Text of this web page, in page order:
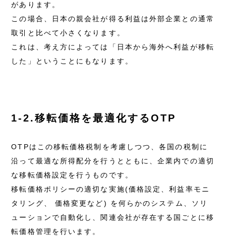
があります。
この場合、日本の親会社が得る利益は外部企業との通常
取引と比べて小さくなります。
これは、考え方によっては「日本から海外へ利益が移転
した」ということにもなります。
1-2.移転価格を最適化するOTP
OTPはこの移転価格税制を考慮しつつ、各国の税制に
沿って最適な所得配分を行うとともに、企業内での適切
な移転価格設定を行うものです。
移転価格ポリシーの適切な実施(価格設定、利益率モニ
タリング、 価格変更など) を何らかのシステム、ソリ
ューションで自動化し、関連会社が存在する国ごとに移
転価格管理を行います。